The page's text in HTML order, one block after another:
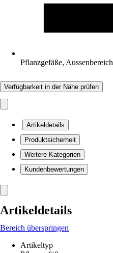
Pflanzgefäße, Aussenbereich
Verfügbarkeit in der Nähe prüfen
Artikeldetails
Produktsicherheit
Weitere Kategorien
Kundenbewertungen
Artikeldetails
Bereich überspringen
Artikeltyp